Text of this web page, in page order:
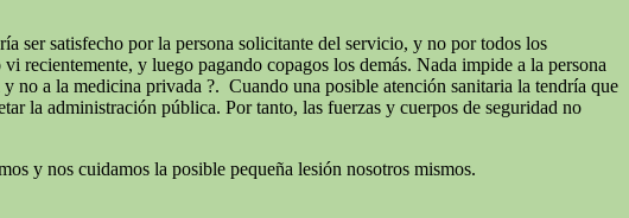
ser satisfecho por la persona solicitante del servicio, y no por todos los
recientemente, y luego pagando copagos los demás. Nada impide a la persona
no a la medicina privada ?. Cuando una posible atención sanitaria la tendría que
la administración pública. Por tanto, las fuerzas y cuerpos de seguridad no
y nos cuidamos la posible pequeña lesión nosotros mismos.